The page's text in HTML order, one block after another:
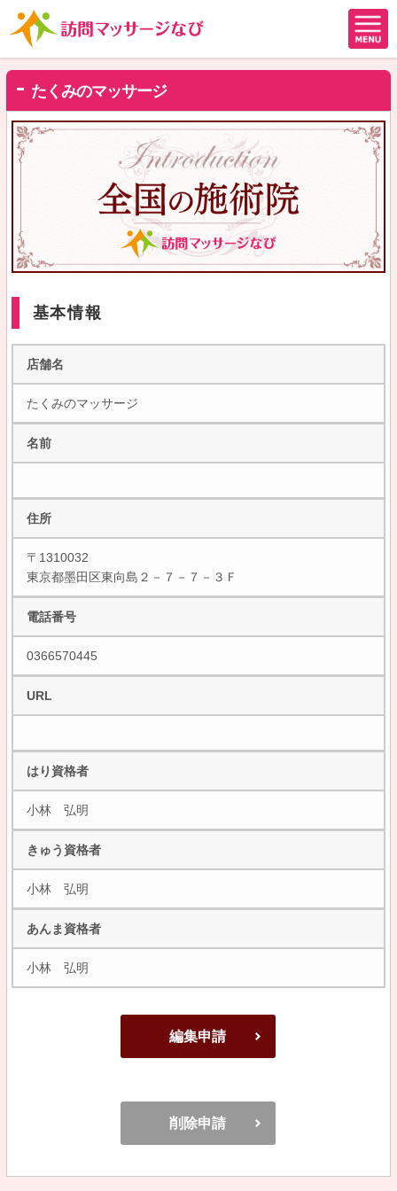
たくみのマッサージ
基本情報
店舗名
たくみのマッサージ
名前
住所
〒1310032
東京都墨田区東向島２－７－７－３Ｆ
電話番号
0366570445
URL
はり資格者
小林 弘明
きゅう資格者
小林 弘明
あんま資格者
小林 弘明
編集申請
削除申請